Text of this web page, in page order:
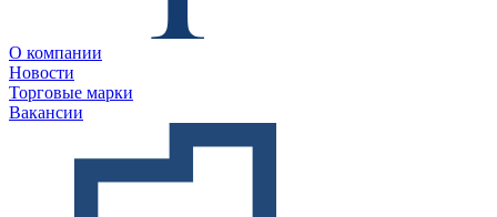
О компании
Новости
Торговые марки
Вакансии